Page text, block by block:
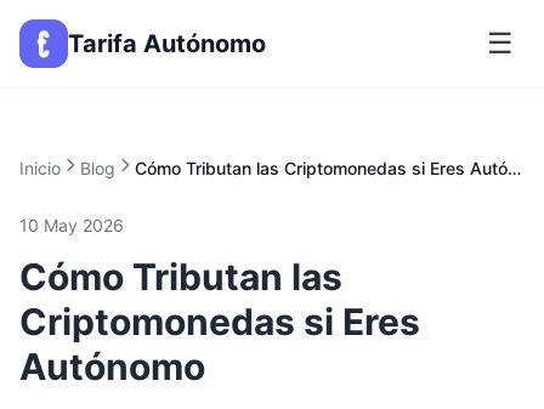
Tarifa Autónomo ☰
Inicio Blog Cómo Tributan las Criptomonedas si Eres Autónomo
10 May 2026
Cómo Tributan las
Criptomonedas si Eres
Autónomo